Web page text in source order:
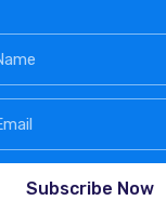
Subscribe Now